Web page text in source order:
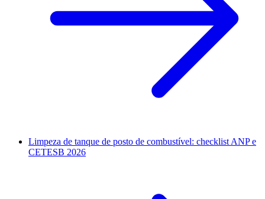
Limpeza de tanque de posto de combustível: checklist ANP e
CETESB 2026